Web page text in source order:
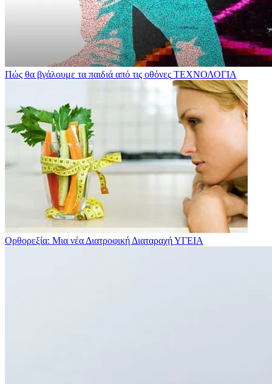
Πώς θα βγάλουμε τα παιδιά από τις οθόνες ΤΕΧΝΟΛΟΓΙΑ
Ορθορεξία: Μια νέα Διατροφική ΔιαταραχήΥΓΕΙΑ